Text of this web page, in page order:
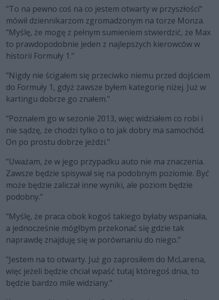
"To na pewno coś na co jestem otwarty w przyszłości"
mówił dziennikarzom zgromadzonym na torze Monza.
"Myślę, że mogę z pełnym sumieniem stwierdzić, że Max
to prawdopodobnie jeden z najlepszych kierowców w
historii Formuły 1."
"Nigdy nie ścigałem się przeciwko niemu przed dojściem
do Formuły 1, gdyż zawsze byłem kategorię niżej. Już w
kartingu dobrze go znałem."
"Poznałem go w sezonie 2013, więc widziałem co robi i
nie sądzę, że chodzi tylko o to jak dobry ma samochód.
On po prostu dobrze jeździ."
"Uważam, że w jego przypadku auto nie ma znaczenia.
Zawsze będzie spisywał się na podobnym poziomie. Być
może będzie zaliczał inne wyniki, ale poziom będzie
podobny."
"Myślę, że praca obok kogoś takiego byłaby wspaniała,
a jednocześnie mógłbym przekonać się gdzie tak
naprawdę znajduję się w porównaniu do niego."
"Jestem na to otwarty. Już go zaprosiłem do McLarena,
więc jeżeli będzie chciał wpaść tutaj któregoś dnia, to
będzie bardzo mile widziany."